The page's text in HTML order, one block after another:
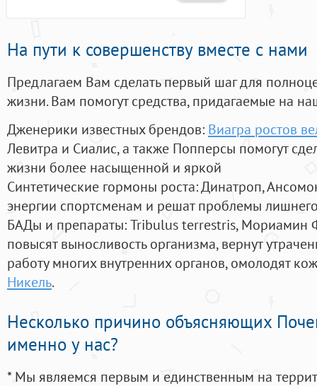
На пути к совершенству вместе с нами
Предлагаем Вам сделать первый шаг для
жизни. Вам помогут средства, придагаемые на
Дженерики известных брендов: Виагра ростов
Левитра и Сиалис, а также Попперсы помогут
жизни более насыщенной и яркой
Синтетические гормоны роста: Динатроп,
энергии спортсменам и решат проблемы
БАДы и препараты:Tribulus terrestris, Мориамин
повысят выносливость организма, вернут
работу многих внутренних органов, омолодят
Никель.
Несколько причино объясняющих
именно у нас?
* Мы являемся первым и единственным на